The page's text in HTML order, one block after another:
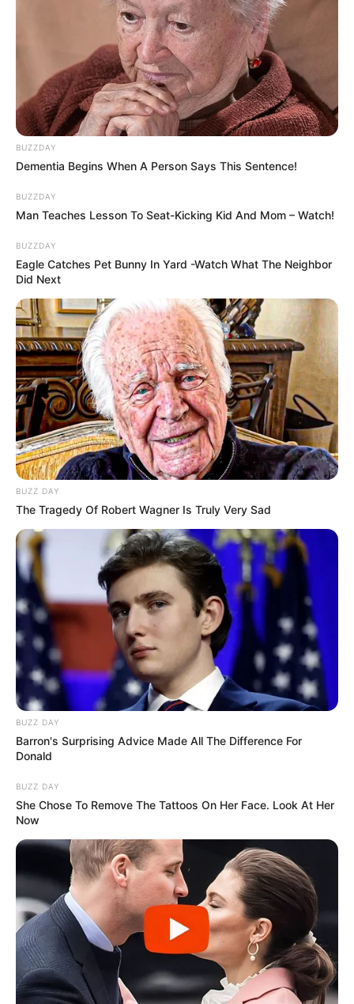
BUZZDAY
Dementia Begins When A Person Says This Sentence!
BUZZDAY
Man Teaches Lesson To Seat-Kicking Kid And Mom – Watch!
BUZZDAY
Eagle Catches Pet Bunny In Yard -Watch What The Neighbor
Did Next
BUZZ DAY
The Tragedy Of Robert Wagner Is Truly Very Sad
BUZZ DAY
Barron's Surprising Advice Made All The Difference For
Donald
BUZZ DAY
She Chose To Remove The Tattoos On Her Face. Look At Her
Now